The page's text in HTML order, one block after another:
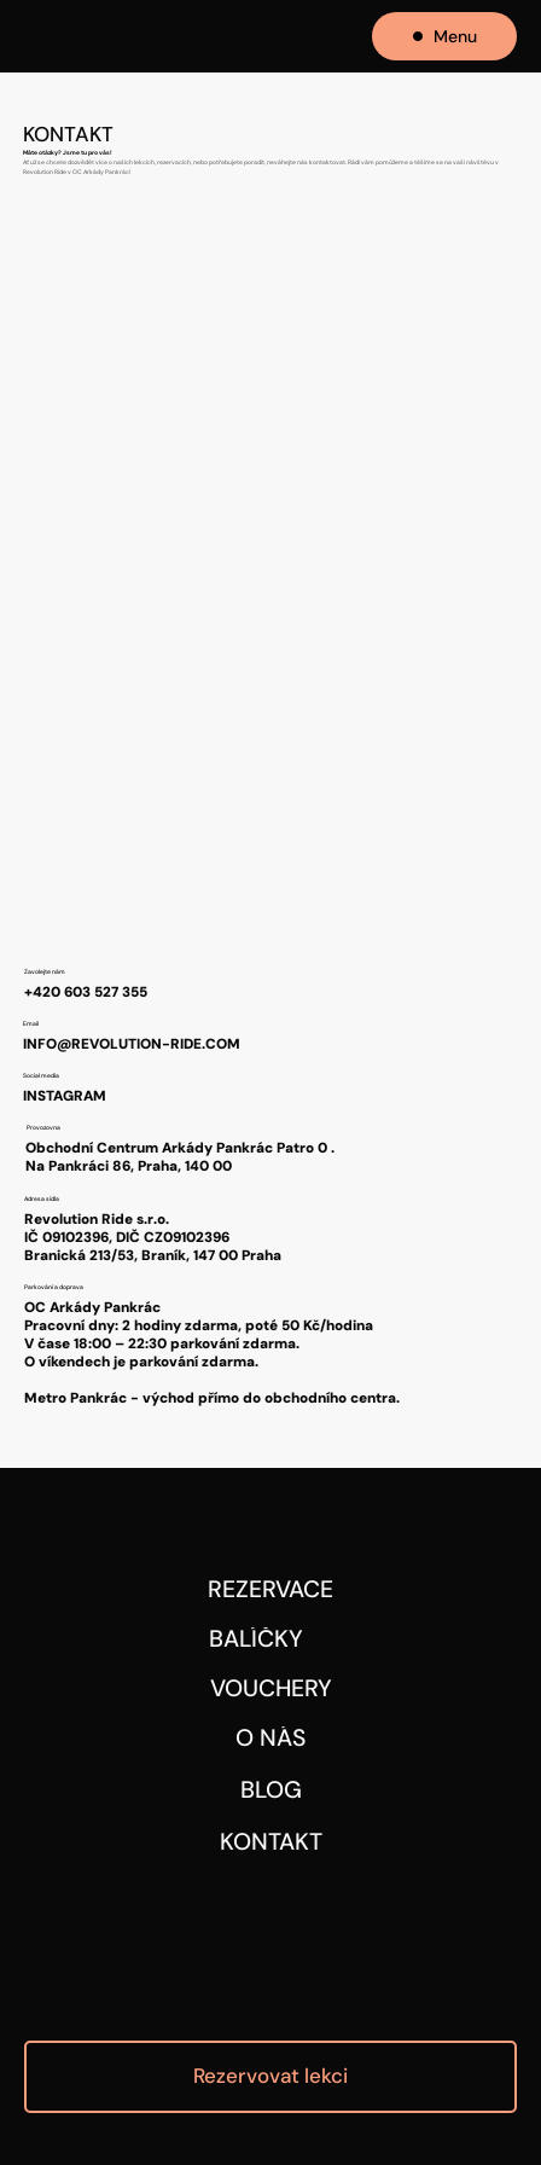
Menu
KONTAKT
Máte otázky? Jsme tu pro vás!
Ať už se chcete dozvědět více o našich lekcích, rezervacích, nebo potřebujete poradit, neváhejte nás kontaktovat. Rádi vám pomůžeme a těšíme se na vaši návštěvu v
Revolution Ride v OC Arkády Pankrác!
Zavolejte nám
+420 603 527 355
Email
INFO@REVOLUTION-RIDE.COM
Social media
INSTAGRAM
Provozovna
Obchodní Centrum Arkády Pankrác Patro 0 .
Na Pankráci 86, Praha, 140 00
Adresa sídla
Revolution Ride s.r.o.
IČ 09102396, DIČ CZ09102396
Branická 213/53, Braník, 147 00 Praha
Parkování a doprava
OC Arkády Pankrác
Pracovní dny: 2 hodiny zdarma, poté 50 Kč/hodina
V čase 18:00 – 22:30 parkování zdarma.
O víkendech je parkování zdarma.
Metro Pankrác - východ přímo do obchodního centra.
Rezervovat lekci
REZERVACE
BALÍČKY
VOUCHERY
O NÁS
BLOG
KONTAKT